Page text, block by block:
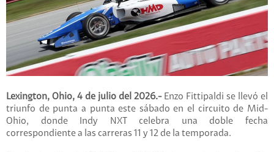
Lexington, Ohio, 4 de julio del 2026.-Enzo Fittipaldi se llevó el
triunfo de punta a punta este sábado en el circuito de Mid-
Ohio, donde Indy NXT celebra una doble fecha
correspondiente a las carreras 11 y 12 de la temporada.